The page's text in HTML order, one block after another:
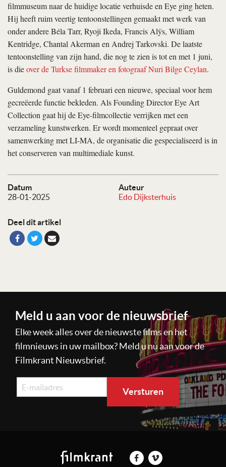
Datum
28-01-2025
Auteur
Edo Dijksterhuis
Deel dit artikel
filmmuseum naar de huidige locatie verhuisde en Eye ging heten.
Hij heeft ruim veertig tentoonstellingen gemaakt met werk van
onder andere Béla Tarr, Ryoji Ikeda, Francis Alÿs, William
Kentridge, Chantal Akerman en Andrej Tarkovski. De laatste
tentoonstelling van zijn hand, die nog te zien is tot en met 1 juni,
is dieover de Turkse filmmaker en fotograaf Nuri Bilge Ceylan.
Guldemond gaat vanaf 1 februari een nieuwe, speciaal voor hem
gecreëerde functie bekleden. Als Founding Director Eye Art
Collection gaat hij de Eye-filmcollectie verrijken met een
verzameling kunstwerken. Er wordt momenteel gepraat over
samenwerking met LI-MA, de organisatie die gespecialiseerd is in
het conserveren van multimediale kunst.
Meld u aan voor de nieuwsbrief
Elke week alles over de nieuwste films en het
filmnieuws in uw mailbox? Meld u nu aan voor de
Filmkrant Nieuwsbrief.